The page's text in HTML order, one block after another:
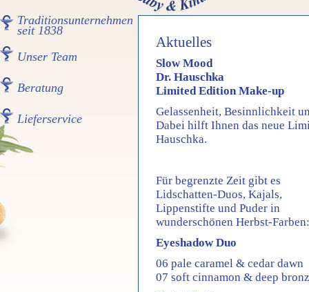
Traditionsunternehmen
seit 1838
Unser Team
Beratung
Lieferservice
Aktuelles
Slow Mood
Dr. Hauschka
Limited Edition Make-up
Gelassenheit, Besinnlichkeit
Dabei hilft Ihnen das neue
Hauschka.
Für begrenzte Zeit gibt es
Lidschatten-Duos, Kajals,
Lippenstifte und Puder in
wunderschönen Herbst-Farben:
Eyeshadow Duo
06 pale caramel & cedar dawn
07 soft cinnamon & deep